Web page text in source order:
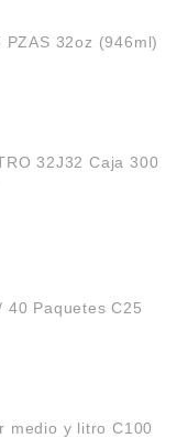
32oz (946ml)
32J32 Caja 300
40 Paquetes C25
medio y litro C100